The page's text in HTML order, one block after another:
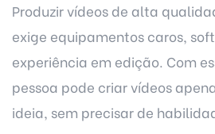
Produzir vídeos de alta
exige equipamentos caros,
experiência em edição. Com
pessoa pode criar vídeos
ideia, sem precisar de